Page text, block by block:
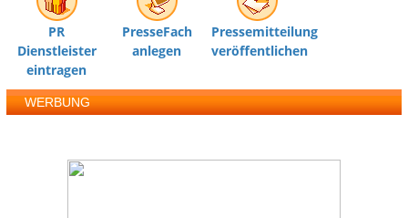
PR
Dienstleister
eintragen
PresseFach
anlegen
Pressemitteilung
veröffentlichen
WERBUNG